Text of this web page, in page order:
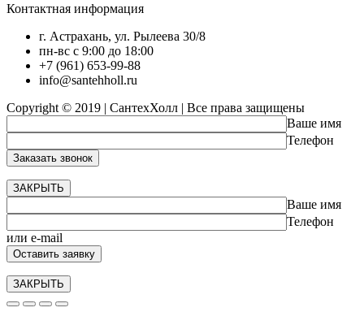
Контактная информация
г. Астрахань, ул. Рылеева 30/8
пн-вс с 9:00 до 18:00
+7 (961) 653-99-88
info@santehholl.ru
Copyright © 2019 | СантехХолл | Все права защищены
Ваше имя
Телефон
ЗАКРЫТЬ
Ваше имя
Телефон
или e-mail
ЗАКРЫТЬ